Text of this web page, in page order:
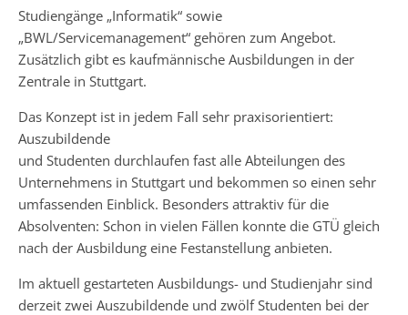
Studiengänge „Informatik“ sowie
„BWL/Servicemanagement“ gehören zum Angebot.
Zusätzlich gibt es kaufmännische Ausbildungen in der
Zentrale in Stuttgart.
Das Konzept ist in jedem Fall sehr praxisorientiert:
Auszubildende
und Studenten durchlaufen fast alle Abteilungen des
Unternehmens in Stuttgart und bekommen so einen sehr
umfassenden Einblick. Besonders attraktiv für die
Absolventen: Schon in vielen Fällen konnte die GTÜ gleich
nach der Ausbildung eine Festanstellung anbieten.
Im aktuell gestarteten Ausbildungs- und Studienjahr sind
derzeit zwei Auszubildende und zwölf Studenten bei der